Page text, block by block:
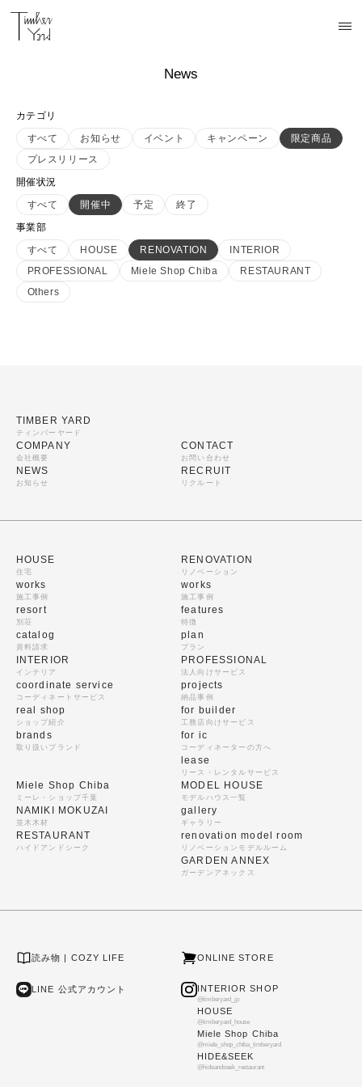
News
カテゴリ
すべて
お知らせ イベント キャンペーン
限定商品
プレスリリース
開催状況
すべて
開催中 予定
終了
事業部
すべて
HOUSE RENOVATION
INTERIOR
PROFESSIONAL
Miele Shop Chiba
RESTAURANT
Others
TIMBER YARD
ティンバーヤード
COMPANY
会社概要
NEWS
お知らせ
CONTACT
お問い合わせ
RECRUIT
リクルート
HOUSE
住宅
works
施工事例
resort
別荘
catalog
資料請求
RENOVATION
リノベーション
works
施工事例
features
特徴
plan
プラン
INTERIOR
インテリア
coordinate service
コーディネートサービス
real shop
ショップ紹介
brands
取り扱いブランド
PROFESSIONAL
法人向けサービス
projects
納品事例
for builder
工務店向けサービス
for ic
コーディネーターの方へ
lease
リース・レンタルサービス
Miele Shop Chiba
ミーレ・ショップ千葉
NAMIKI MOKUZAI
並木木材
RESTAURANT
ハイドアンドシーク
MODEL HOUSE
モデルハウス一覧
gallery
ギャラリー
renovation model room
リノベーションモデルルーム
GARDEN ANNEX
ガーデンアネックス
読み物 | COZY LIFE ONLINE STORE
LINE 公式アカウント INTERIOR SHOP
@timberyard_jp
HOUSE
@timberyard_house
Miele Shop Chiba
@miele_shop_chiba_timberyard
HIDE&SEEK
@hideandseek_restaurant